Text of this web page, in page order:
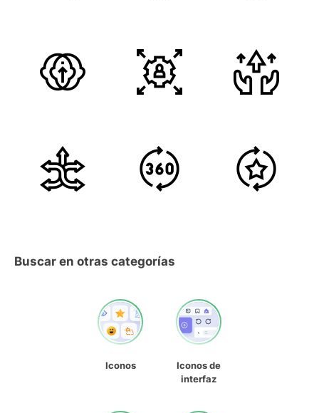
Buscar en otras categorías
Iconos
Iconos de
interfaz